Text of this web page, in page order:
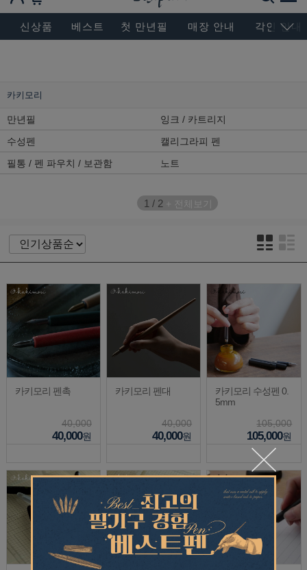
BESEN MASTERPIECE, SINCE 2004
신상품 베스트 첫 만년필 매장 안내 각인 안내
카키모리
만년필
잉크 / 카트리지
수성펜
캘리그라피 펜
필통 / 펜 파우치 / 보관함
노트
1 / 2 + 전체보기
카키모리 펜촉
40,000
40,000원
카키모리 펜대
40,000
40,000원
카키모리 수성펜 0.
5mm
105,000
105,000원